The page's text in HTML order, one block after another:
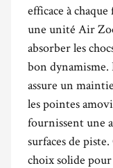
efficace à
une unité Air
absorber les
bon
assure un
les pointes
fournissent une
surfaces de
choix solide